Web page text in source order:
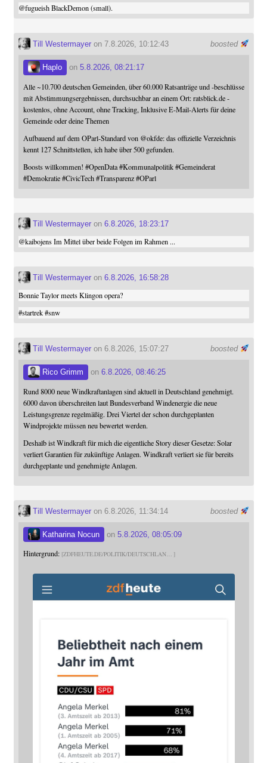
@fugueishBlackDemon (small).
boosted
Till Westermayeron 7.8.2026, 10:12:43
Haplo on 5.8.2026, 08:21:17
Alle ~10.700 deutschen Gemeinden, über 60.000 Ratsanträge und -beschlüsse
mit Abstimmungsergebnissen, durchsuchbar an einem Ort: ratsblick.de -
kostenlos, ohne Account, ohne Tracking, Inklusive E-Mail-Alerts für deine
Gemeinde oder deine Themen
Aufbauend auf dem OParl-Standard von @okfde: das offizielle Verzeichnis
kennt 127 Schnittstellen, ich habe über 500 gefunden.
Boosts willkommen! #OpenData #Kommunalpolitik #Gemeinderat
#Demokratie #CivicTech #Transparenz #OParl
Till Westermayeron 6.8.2026, 18:23:17
@kaibojensIm Mittel über beide Folgen im Rahmen ...
Till Westermayeron 6.8.2026, 16:58:28
Bonnie Taylor meets Klingon opera?
#startrek #snw
boosted
Till Westermayeron 6.8.2026, 15:07:27
Rico Grimm on 6.8.2026, 08:46:25
Rund 8000 neue Windkraftanlagen sind aktuell in Deutschland genehmigt.
6000 davon überschreiten laut Bundesverband Windenergie die neue
Leistungsgrenze regelmäßig. Drei Viertel der schon durchgeplanten
Windprojekte müssen neu bewertet werden.
Deshalb ist Windkraft für mich die eigentliche Story dieser Gesetze: Solar
verliert Garantien für zukünftige Anlagen. Windkraft verliert sie für bereits
durchgeplante und genehmigte Anlagen.
boosted
Till Westermayeron 6.8.2026, 11:34:14
Katharina Nocun on 5.8.2026, 08:05:09
Hintergrund: ZDFHEUTE.DE/POLITIK/DEUTSCHLAN